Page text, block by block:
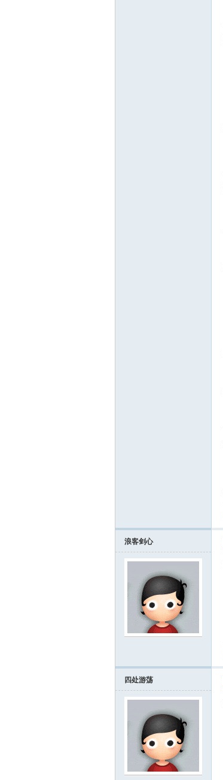
浪客剑心
四处游荡